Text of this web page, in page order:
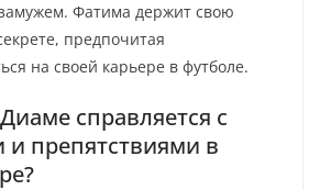
Фатима держит свою
предпочитая
на своей карьере в футболе.
справляется с
препятствиями в